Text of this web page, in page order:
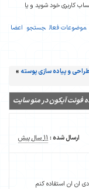
کاربری خود شوید و یا
موضوعات فعال جستجو اعضا
و پیاده سازی پوسته »
فونت آیکون در منو سایت
ارسال شده : 11 سال پیش
ان ان استفاده کنم